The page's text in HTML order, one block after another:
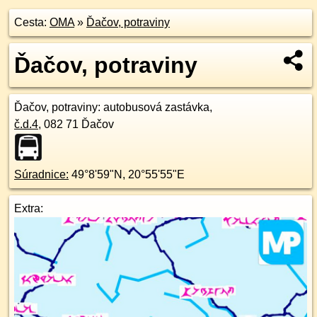
Cesta: OMA» Ďačov, potraviny
Ďačov, potraviny
Ďačov, potraviny: autobusová zastávka,
č.d.4, 082 71 Ďačov
Súradnice: 49°8'59"N , 20°55'55"E
Extra: